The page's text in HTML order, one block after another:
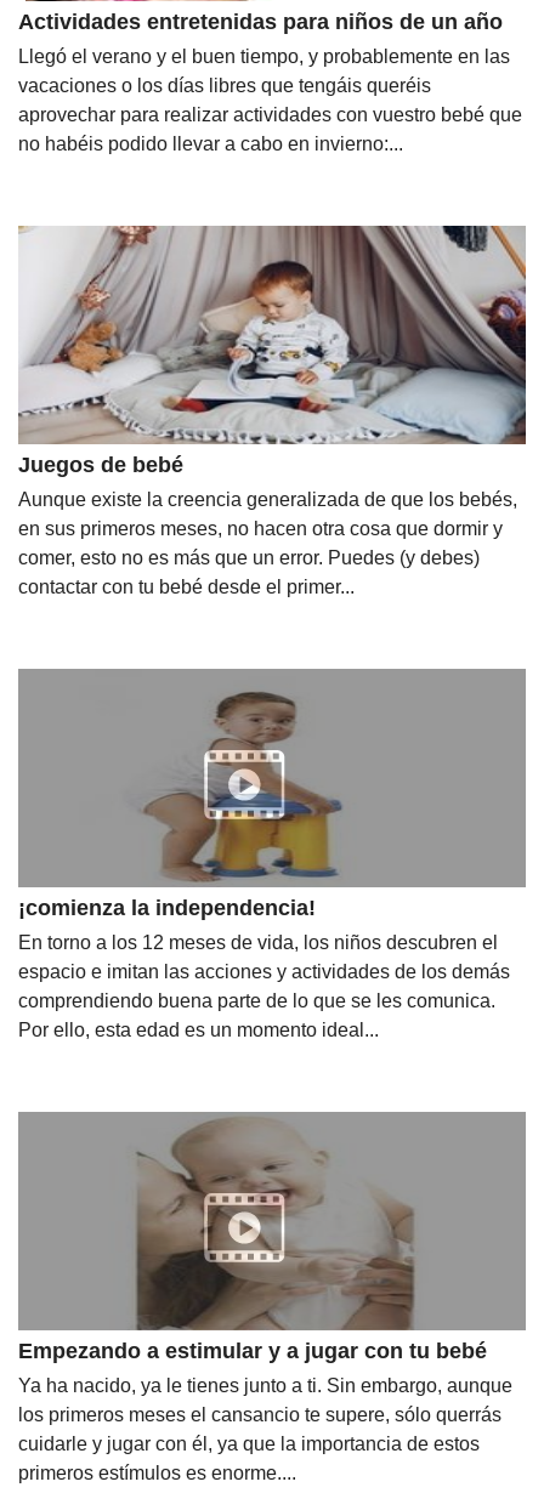
Actividades entretenidas para niños de un año
Llegó el verano y el buen tiempo, y probablemente en las
vacaciones o los días libres que tengáis queréis
aprovechar para realizar actividades con vuestro bebé que
no habéis podido llevar a cabo en invierno:...
Juegos de bebé
Aunque existe la creencia generalizada de que los bebés,
en sus primeros meses, no hacen otra cosa que dormir y
comer, esto no es más que un error. Puedes (y debes)
contactar con tu bebé desde el primer...
¡comienza la independencia!
En torno a los 12 meses de vida, los niños descubren el
espacio e imitan las acciones y actividades de los demás
comprendiendo buena parte de lo que se les comunica.
Por ello, esta edad es un momento ideal...
Empezando a estimular y a jugar con tu bebé
Ya ha nacido, ya le tienes junto a ti. Sin embargo, aunque
los primeros meses el cansancio te supere, sólo querrás
cuidarle y jugar con él, ya que la importancia de estos
primeros estímulos es enorme....